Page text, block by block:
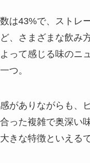
は43%で、ストレ
、さまざまな飲み
って感じる味のニ
つ。
がありながらも、
った複雑で奥深い
きな特徴といえる